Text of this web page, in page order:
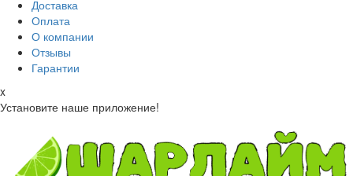
Доставка
Оплата
О компании
Отзывы
Гарантии
x
Установите наше приложение!